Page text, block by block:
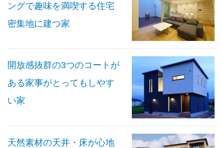
ングで趣味を満喫する住宅
密集地に建つ家
開放感抜群の3つのコートが
ある家事がとってもしやす
い家
天然素材の天井・床が心地